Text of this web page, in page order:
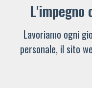
L'impegno
Lavoriamo ogni
personale, il sito